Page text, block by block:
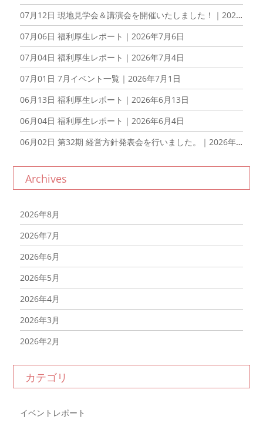
07月12日 現地見学会＆講演会を開催いたしました！｜2026年7月12日
07月06日 福利厚生レポート｜2026年7月6日
07月04日 福利厚生レポート｜2026年7月4日
07月01日 7月イベント一覧｜2026年7月1日
06月13日 福利厚生レポート｜2026年6月13日
06月04日 福利厚生レポート｜2026年6月4日
06月02日 第32期 経営方針発表会を行いました。｜2026年6月2日
Archives
2026年8月
2026年7月
2026年6月
2026年5月
2026年4月
2026年3月
2026年2月
2025年12月
カテゴリ
イベントレポート